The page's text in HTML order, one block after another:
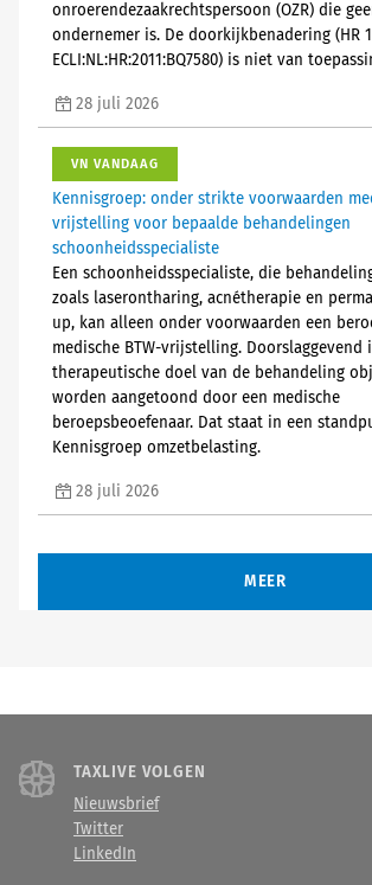
onroerendezaakrechtspersoon (OZR) die
ondernemer is. De doorkijkbenadering (HR
ECLI:NL:HR:2011:BQ7580) is niet van
28 juli 2026
VN VANDAAG
Kennisgroep: onder strikte voorwaarden
vrijstelling voor bepaalde behandelingen
schoonheidsspecialiste
Een schoonheidsspecialiste, die
zoals laserontharing, acnétherapie en
up, kan alleen onder voorwaarden een
medische BTW-vrijstelling. Doorslaggevend
therapeutische doel van de behandeling
worden aangetoond door een medische
beroepsbeoefenaar. Dat staat in een
Kennisgroep omzetbelasting.
28 juli 2026
MEER
TAXLIVE VOLGEN
Nieuwsbrief
Twitter
LinkedIn